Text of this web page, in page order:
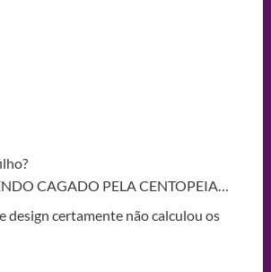
CAGADO PELA CENTOPEIA…
design certamente não calculou os